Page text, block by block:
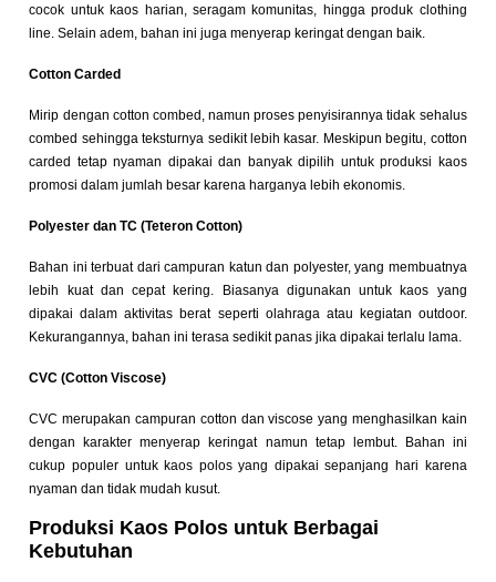
cocok untuk kaos harian, seragam komunitas, hingga produk clothing
line. Selain adem, bahan ini juga menyerap keringat dengan baik.
Cotton Carded
Mirip dengan cotton combed, namun proses penyisirannya tidak sehalus
combed sehingga teksturnya sedikit lebih kasar. Meskipun begitu, cotton
carded tetap nyaman dipakai dan banyak dipilih untuk produksi kaos
promosi dalam jumlah besar karena harganya lebih ekonomis.
Polyester dan TC (Teteron Cotton)
Bahan ini terbuat dari campuran katun dan polyester, yang membuatnya
lebih kuat dan cepat kering. Biasanya digunakan untuk kaos yang
dipakai dalam aktivitas berat seperti olahraga atau kegiatan outdoor.
Kekurangannya, bahan ini terasa sedikit panas jika dipakai terlalu lama.
CVC (Cotton Viscose)
CVC merupakan campuran cotton dan viscose yang menghasilkan kain
dengan karakter menyerap keringat namun tetap lembut. Bahan ini
cukup populer untuk kaos polos yang dipakai sepanjang hari karena
nyaman dan tidak mudah kusut.
Produksi Kaos Polos untuk Berbagai
Kebutuhan